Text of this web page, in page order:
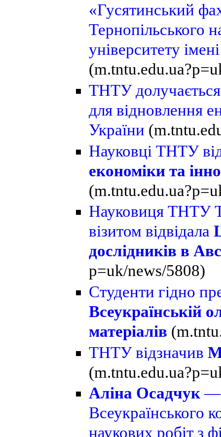
«Гусятинський
Тернопільського
університету
ТНТУ
для відновлення
України
Науковці ТНТУ
економіки та
Науковиця ТНТУ
візитом відвідала
дослідників в
p=uk/news/5808)
Студенти гідно
Всеукраїнській
матеріалів
ТНТУ відзначив
Аліна Осадчук—
Всеукраїнського
наукових робіт з